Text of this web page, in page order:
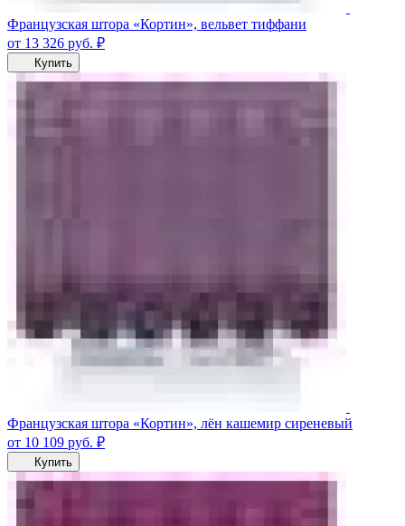
Французская штора «Кортин», вельвет тиффани
от 13 326 руб. ₽
Купить
Французская штора «Кортин», лён кашемир сиреневый
от 10 109 руб. ₽
Купить